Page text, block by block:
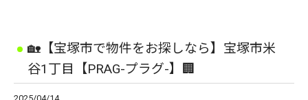
🏡【宝塚市で物件をお探しなら】宝塚市米
谷1丁目【PRAG-プラグ-】🏢